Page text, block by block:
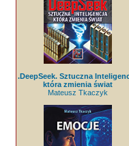
.DeepSeek. Sztuczna
która zmienia świat
Mateusz Tkaczyk